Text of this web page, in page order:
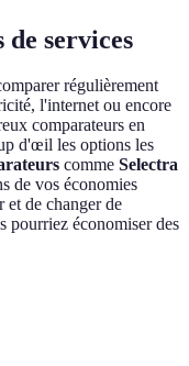
services
régulièrement
l'internet ou encore
comparateurs en
d'œil les options les
comme Selectra
de vos économies
et de changer de
pourriez économiser des